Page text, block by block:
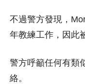
不過警方發現，
年教練工作，因此
警方呼籲任何有類
絡。